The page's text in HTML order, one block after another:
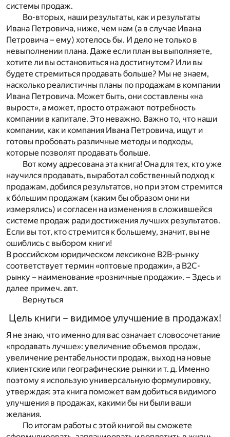
системы продаж.
Во-вторых, наши результаты, как и результаты
Ивана Петровича, ниже, чем нам (а в случае Ивана
Петровича – ему) хотелось бы. И дело не только в
невыполнении плана. Даже если план вы выполняете,
хотите ли вы остановиться на достигнутом? Или вы
будете стремиться продавать больше? Мы не знаем,
насколько реалистичны планы по продажам в компании
Ивана Петровича. Может быть, они составлены «на
вырост», а может, просто отражают потребность
компании в капитале. Это неважно. Важно то, что наши
компании, как и компания Ивана Петровича, ищут и
готовы пробовать различные методы и подходы,
которые позволят продавать больше.
Вот кому адресована эта книга! Она для тех, кто уже
научился продавать, выработал собственный подход к
продажам, добился результатов, но при этом стремится
к бо́льшим продажам (каким бы образом они ни
измерялись) и согласен на изменения в сложившейся
системе продаж ради достижения лучших результатов.
Если вы тот, кто стремится к большему, значит, вы не
ошиблись с выбором книги!
В российском юридическом лексиконе B2B-рынку
соответствует термин «оптовые продажи», а B2C-
рынку – наименование «розничные продажи». – Здесь и
далее примеч. авт.
Вернуться
Цель книги – видимое улучшение в продажах!
Я не знаю, что именно для вас означает словосочетание
«продавать лучше»: увеличение объемов продаж,
увеличение рентабельности продаж, выход на новые
клиентские или географические рынки и т. д. Именно
поэтому я использую универсальную формулировку,
утверждая: эта книга поможет вам добиться видимого
улучшения в продажах, какими бы ни были ваши
желания.
По итогам работы с этой книгой вы сможете